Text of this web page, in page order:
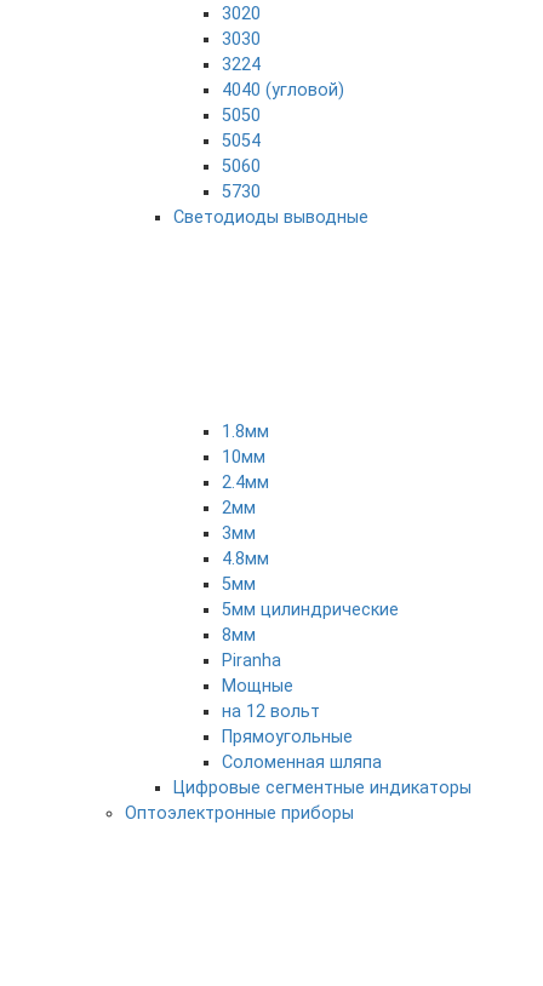
3020
3030
3224
4040 (угловой)
5050
5054
5060
5730
Светодиоды выводные
1.8мм
10мм
2.4мм
2мм
3мм
4.8мм
5мм
5мм цилиндрические
8мм
Piranha
Мощные
на 12 вольт
Прямоугольные
Соломенная шляпа
Цифровые сегментные индикаторы
Оптоэлектронные приборы